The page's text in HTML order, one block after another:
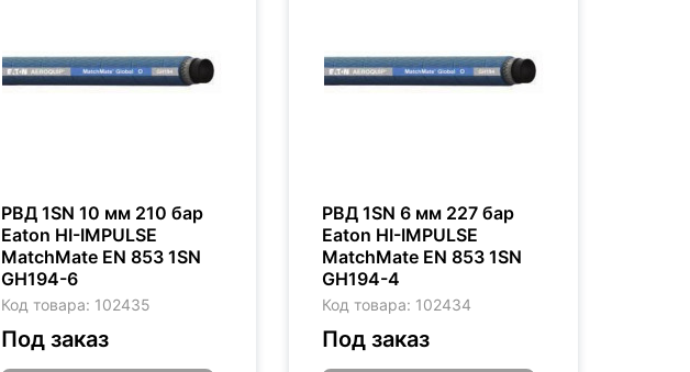
РВД 1SN 10 мм 210 бар
Eaton HI-IMPULSE
MatchMate EN 853 1SN
GH194-6
Код товара: 102435
Под заказ
РВД 1SN 6 мм 227 бар
Eaton HI-IMPULSE
MatchMate EN 853 1SN
GH194-4
Код товара: 102434
Под заказ